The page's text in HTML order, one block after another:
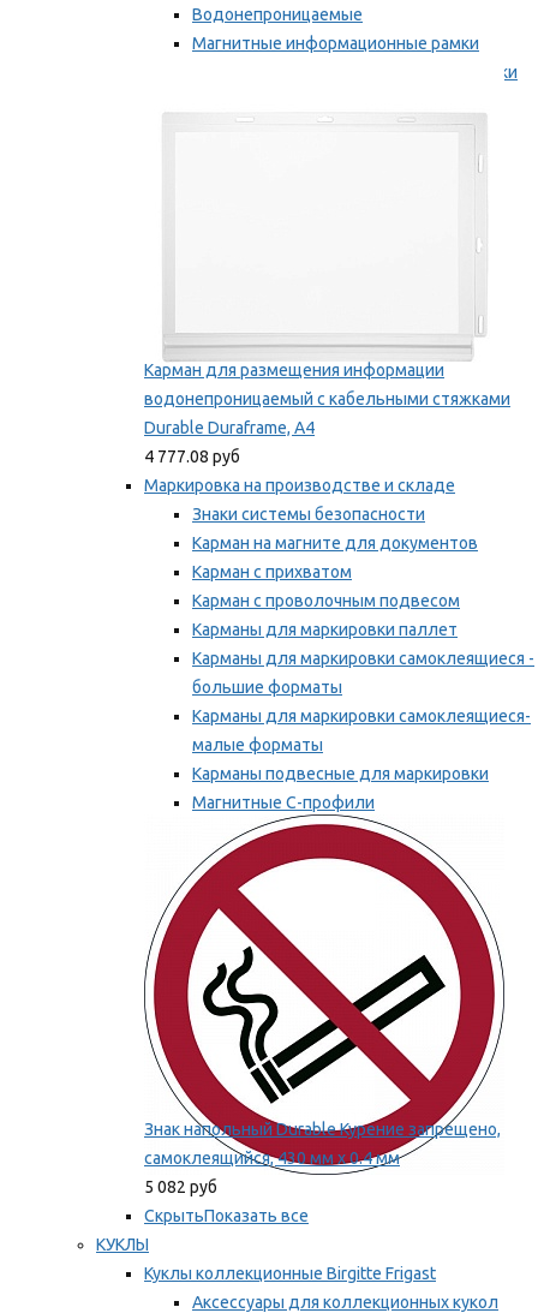
Водонепроницаемые
Магнитные информационные рамки
Самоклеящиеся информационные рамки
Карман для размещения информации
водонепроницаемый с кабельными стяжками
Durable Duraframe, А4
4 777.08 руб
Маркировка на производстве и складе
Знаки системы безопасности
Карман на магните для документов
Карман с прихватом
Карман с проволочным подвесом
Карманы для маркировки паллет
Карманы для маркировки самоклеящиеся -
большие форматы
Карманы для маркировки самоклеящиеся-
малые форматы
Карманы подвесные для маркировки
Магнитные С-профили
Напольная маркировка
Мы рекомендуем
Знак напольный Durable Курение запрещено,
самоклеящийся, 430 мм х 0.4 мм
5 082 руб
СкрытьПоказать все
КУКЛЫ
Куклы коллекционные Birgitte Frigast
Аксессуары для коллекционных кукол